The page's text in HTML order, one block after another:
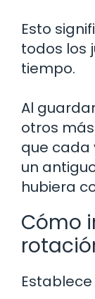
Esto
todos los
tiempo.
Al
otros
que cada
un
hubiera
Cómo